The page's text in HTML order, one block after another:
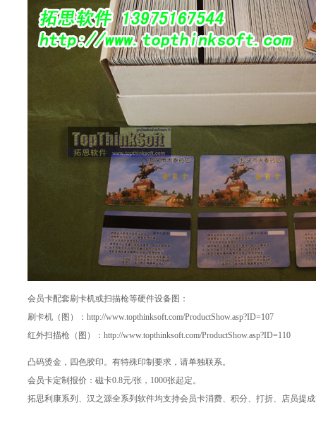
会员卡配套刷卡机或扫描枪等硬件设备图：
刷卡机（图）： http://www.topthinksoft.com/ProductShow.asp?ID=107
红外扫描枪（图）： http://www.topthinksoft.com/ProductShow.asp?ID=110
凸码烫金，四色胶印。有特殊印制要求，请单独联系。
会员卡定制报价：磁卡0.8元/张，1000张起定。
拓思利康系列、汉之源全系列软件均支持会员卡消费、积分、打折、店员提